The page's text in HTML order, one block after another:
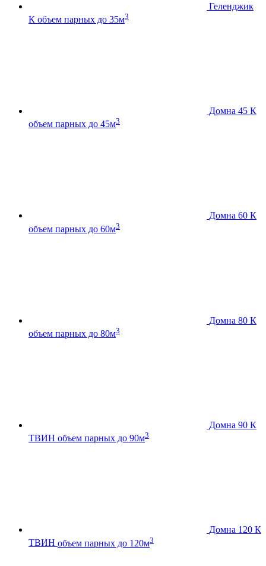
Геленджик
К объем парных до 35м3
Домна 45 К
объем парных до 45м3
Домна 60 К
объем парных до 60м3
Домна 80 К
объем парных до 80м3
Домна 90 К
ТВИН объем парных до 90м3
Домна 120 К
ТВИН объем парных до 120м3